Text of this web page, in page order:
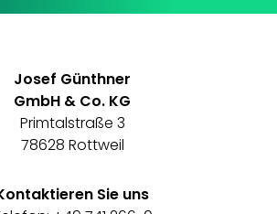
Josef Günthner
GmbH & Co. KG
Primtalstraße 3
78628 Rottweil
Sie uns